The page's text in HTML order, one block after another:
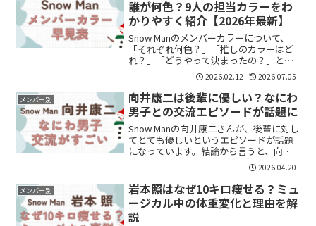
誰が何色？9人の担当カラーをわ
かりやすく紹介【2026年最新】
Snow Manのメンバーカラーについて、
「それぞれ何色？」「推しのカラーはど
れ？」「どうやって決まったの？」と気
になっている方も多いのではないでしょ
うか。結論からいうと、Snow Manには9
人それぞれ担当カラーがあり、ライブや
グッズ、公...
2026.02.12 2026.07.05
メンバー別
向井康二は後輩に優しい？なにわ
男子との交流エピソードが話題に
Snow Manの向井康二さんが、後輩に対し
てとても優しいというエピソードが話題
になっています。結論から言うと、向井
康二さんは後輩に対してかなり面倒見が
よく、距離の近い関係を築くタイプで
す。今回注目されているのは、なにわ男
子・高橋恭平さんと...
2026.04.20
メンバー別
岩本照はなぜ10キロ痩せる？ミュ
ージカル中の体重変化と理由を解
説